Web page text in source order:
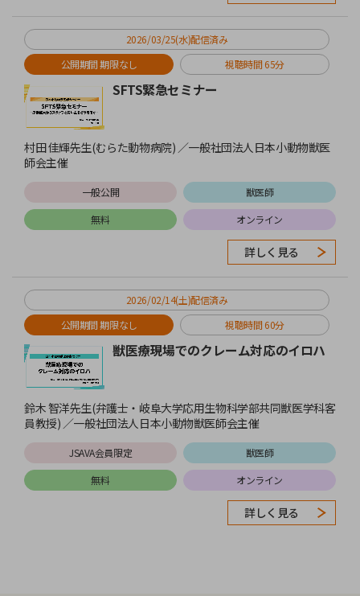
2026/03/25(水)配信済み
公開期間 期限なし
視聴時間 65分
SFTS緊急セミナー
村田 佳輝先生(むらた動物病院) ／一般社団法人日本小動物獣医
師会主催
一般公開
獣医師
無料
オンライン
詳しく見る
2026/02/14(土)配信済み
公開期間 期限なし
視聴時間 60分
獣医療現場でのクレーム対応のイロハ
鈴木 智洋先生(弁護士・岐阜大学応用生物科学部共同獣医学科客
員教授) ／一般社団法人日本小動物獣医師会主催
JSAVA会員限定
獣医師
無料
オンライン
詳しく見る